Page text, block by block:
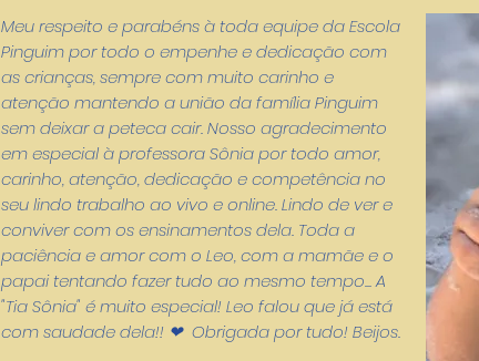
Meu respeito e parabéns à toda equipe da Escola
Pinguim por todo o empenhe e dedicação com
as crianças, sempre com muito carinho e
atenção mantendo a união da família Pinguim
sem deixar a peteca cair. Nosso agradecimento
em especial à professora Sônia por todo amor,
carinho, atenção, dedicação e competência no
seu lindo trabalho ao vivo e online. Lindo de ver e
conviver com os ensinamentos dela. Toda a
paciência e amor com o Leo, com a mamãe e o
papai tentando fazer tudo ao mesmo tempo... A
"Tia Sônia" é muito especial! Leo falou que já está
com saudade dela!! ❤ Obrigada por tudo! Beijos.